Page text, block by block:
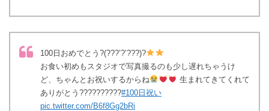
100日おめでとう?(???’?’???)?
お食い初めもスタジオで写真撮るのも少し遅れちゃうけ
ど、ちゃんとお祝いするからね
生まれてきてくれて
ありがとう??????????#100日祝い
pic.twitter.com/B6f8Gg2bRi